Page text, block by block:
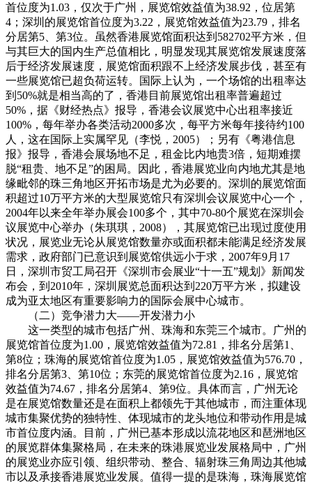
首位度为1.03，仅次于广州，展览馆效益值为38.92，位居第
4；深圳的展览馆首位度为3.22，展览馆效益值为23.79，排名
分居第5、第3位。虽然香港展览馆面积达到582702平方米，但
与其巨大的国内生产总值相比，明显发现其展览馆发展速度落
后于经济发展速度，展览馆面积跟不上经济发展步伐，甚至有
一些展览馆已超负荷运转。国际上认为，一个场馆的出租率达
到50%就是相当高的了，香港目前展览馆出租率普遍超过
50%，据《财经热点》报导，香港会议展览中心出租率接近
100%，每年举办各类活动2000多次，每平方米每年接待约100
人，这在国际上实属罕见（李悦，2005）；另有《粤港信息
报》报导，香港会展场地不足，租金比内地贵3倍，短期难摆
脱“租贵、地不足”的困局。因此，香港展览业向内地尤其是地
缘毗邻的珠三角地区开拓市场是尤为必要的。深圳的展览馆面
积超过10万平方米的大型展览馆只有深圳会议展览中心一个，
2004年以来全年举办展会100多个，其中70-80个展览在深圳会
议展览中心举办（朱琪琪，2008），其展览馆已出现过度使用
状况，展览业无论从展览馆数量亦或面积都未能满足经济发展
需求，政府部门已意识到展览馆供远小于求，2007年9月17
日，深圳市贸工局召开《深圳市会展业“十一五”规划》新闻发
布会，到2010年，深圳展览总面积达到220万平方米，拟建设
成为亚太地区有重要影响力的国际会展中心城市。
（二）竞争潜力大——开发潜力小
这一类型的城市包括广州、珠海和东莞三个城市。广州的
展览馆首位度为1.00，展览馆效益值为72.81，排名分居第1、
第8位；珠海的展览馆首位度为1.05，展览馆效益值为576.70，
排名分居第3、第10位；东莞的展览馆首位度为2.16，展览馆
效益值为74.67，排名分居第4、第9位。具体而言，广州无论
是在展览馆数量还是在面积上都领先于其他城市，而注重体现
城市集聚优势的独特性、体现城市的龙头地位和带动作用是城
市首位度内涵。目前，广州已基本形成以流花地区和琶洲地区
的展览群体集聚格局，在未来的珠港展览业发展格局中，广州
的展览业亦应引领、组织带动、整合、辐射珠三角周边其他城
市以及承接香港展览业发展。值得一提的是珠海，珠海展览馆